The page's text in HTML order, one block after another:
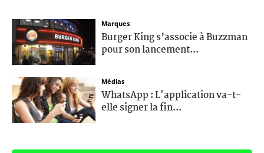
Marques
Burger King s’associe à Buzzman
pour son lancement...
Médias
WhatsApp : L'application va-t-
elle signer la fin...